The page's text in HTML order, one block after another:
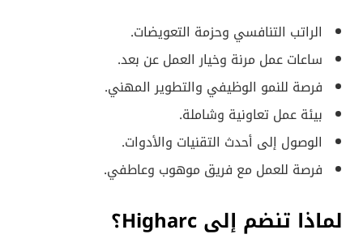
الراتب التنافسي وحزمة التعويضات.
ساعات عمل مرنة وخيار العمل عن بعد.
فرصة للنمو الوظيفي والتطوير المهني.
بيئة عمل تعاونية وشاملة.
الوصول إلى أحدث التقنيات والأدوات.
فرصة للعمل مع فريق موهوب وعاطفي.
لماذا تنضم إلى Higharc؟